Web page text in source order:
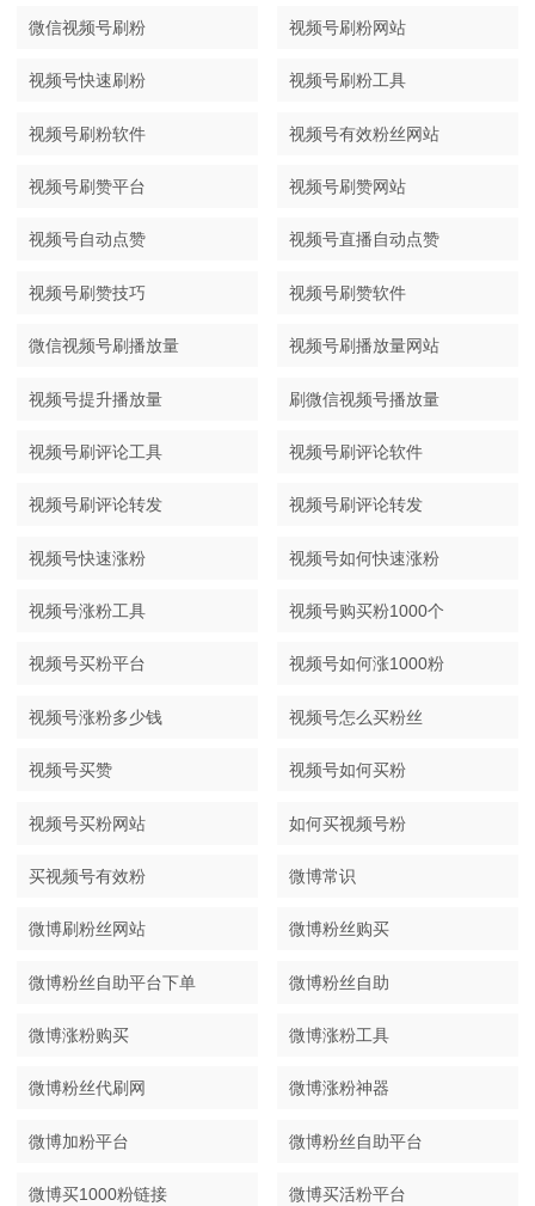
微信视频号刷粉 视频号刷粉网站
视频号快速刷粉 视频号刷粉工具
视频号刷粉软件 视频号有效粉丝网站
视频号刷赞平台 视频号刷赞网站
视频号自动点赞 视频号直播自动点赞
视频号刷赞技巧 视频号刷赞软件
微信视频号刷播放量 视频号刷播放量网站
视频号提升播放量 刷微信视频号播放量
视频号刷评论工具 视频号刷评论软件
视频号刷评论转发 视频号刷评论转发
视频号快速涨粉 视频号如何快速涨粉
视频号涨粉工具 视频号购买粉1000个
视频号买粉平台 视频号如何涨1000粉
视频号涨粉多少钱 视频号怎么买粉丝
视频号买赞 视频号如何买粉
视频号买粉网站 如何买视频号粉
买视频号有效粉 微博常识
微博刷粉丝网站 微博粉丝购买
微博粉丝自助平台下单 微博粉丝自助
微博涨粉购买 微博涨粉工具
微博粉丝代刷网 微博涨粉神器
微博加粉平台 微博粉丝自助平台
微博买1000粉链接 微博买活粉平台